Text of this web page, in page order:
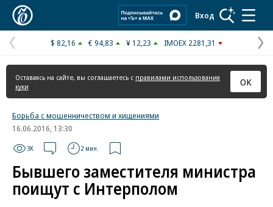
Вход
Предыдущая
страница
$ 82,16 € 94,83 ¥ 12,23 IMOEX 2281,31
Оставаясь на сайте, вы соглашаетесь с правилами использования
куки
ОК
Борьба с мошенничеством и хищениями
16.06.2016, 13:30
3K 2 мин.
Бывшего заместителя министра
поищут с Интерполом